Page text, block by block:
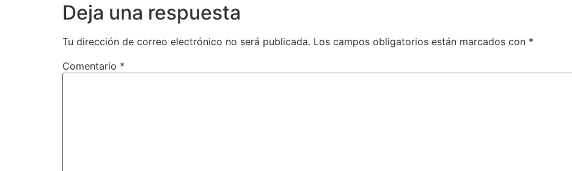
Deja una respuesta
Tu dirección de correo electrónico no será publicada. Los campos obligatorios están marcados con *
Comentario *